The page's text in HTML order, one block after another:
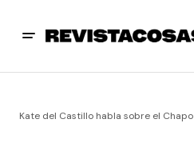
Kate del Castillo habla sobre el Chapo